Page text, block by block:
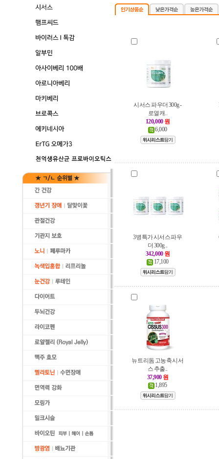
시서스 파우더 300g -
로열캐..
120,000 원
6,000
3병특가 시서스 파우
더 300g ..
342,000 원
17,100
뉴트리돔 고농축 시서
스 추출..
37,900 원
1,895